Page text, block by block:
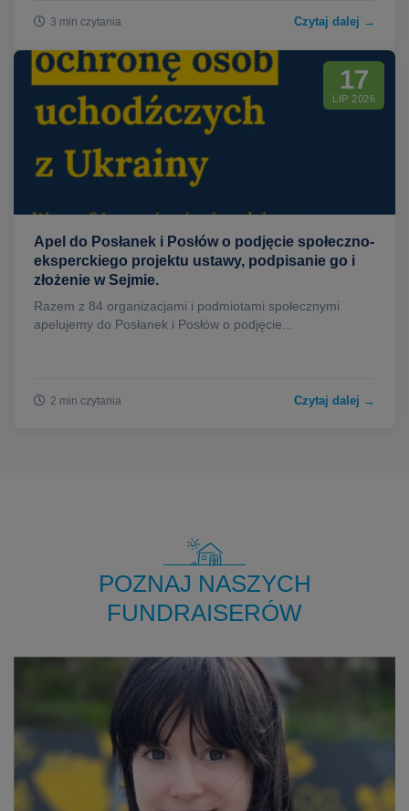
3 min czytania Czytaj dalej →
17
LIP 2026
Apel do Posłanek i Posłów o podjęcie społeczno-
eksperckiego projektu ustawy, podpisanie go i
złożenie w Sejmie.
Razem z 84 organizacjami i podmiotami społecznymi
apelujemy do Posłanek i Posłów o podjęcie...
2 min czytania Czytaj dalej →
POZNAJ NASZYCH
FUNDRAISERÓW